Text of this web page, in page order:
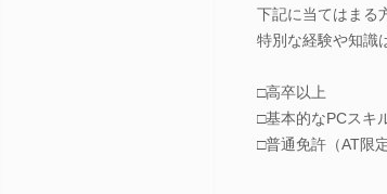
下記に当てはまる
特別な経験や知識
□高卒以上
□基本的なPCスキ
□普通免許（AT限定